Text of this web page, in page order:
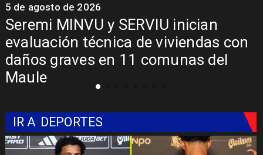
Fondo Orasmi entrega apoyo a
familia de Romeral para costear
alimentación especializada de niño
con Síndrome de Intestino Corto
5 de agosto de 2026
IR A DEPORTES